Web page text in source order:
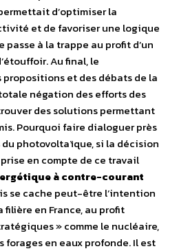
d’optimiser la
et de favoriser une logique
passe à la trappe au profit d’un
Au final, le
et des débats de la
négation des efforts des
des solutions permettant
Pourquoi faire dialoguer près
photovoltaïque, si la décision
en compte de ce travail
à contre-courant
se cache peut-être l’intention
en France, au profit
» comme le nucléaire,
forages en eaux profonde. Il est